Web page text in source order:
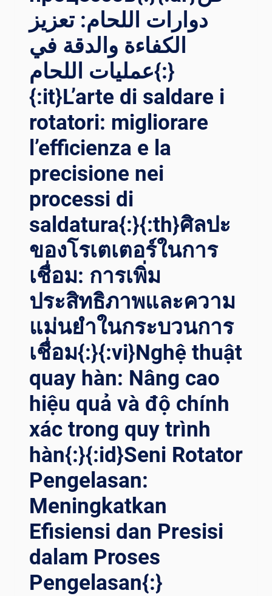
DUSTRIELS{:}{:
RU}МА
КСИМИЗАЦИЯ ЭФ
ФЕКТИВНОСТИ СВ
АРКИ: РО
ЛЬ СВ
АРОЧНЫХ ВР
АЩАТЕЛЕЙ В
ОП
ТИМИЗАЦИИ ПР
ОМЫШЛЕННЫХ ПР
AR}تع
فاءة ا
للحام: د
ور د
وارات ا
للحام ف
ي ت
بسيط ا
لعمليات ا
لصناعية{:}{:
IT}MASSIMIZZARE L’
EFFICIENZA DE
LLA SA
LDATURA: IL
RU
OLO DE
I RO
TATORI DI
LDATURA NE
LLA SE
MPLIFICAZIONE DE
OCESSI IN
DUSTRIALI{:}{:
TH}กา
รเพ
ะสิทธิภาพกา
دوارات اللحام: تعزيز
الكفاءة والدقة في
عمليات اللحام{:}
{:it}L’arte di saldare i
rotatori: migliorare
l’efficienza e la
precisione nei
processi di
saldatura{:}{:th}ศิลปะ
ของโรเตเตอร์ในการ
เชื่อม: การเพิ่ม
ประสิทธิภาพและความ
แม่นยำในกระบวนการ
เชื่อม{:}{:vi}Nghệ thuật
quay hàn: Nâng cao
hiệu quả và độ chính
xác trong quy trình
hàn{:}{:id}Seni Rotator
Pengelasan:
Meningkatkan
Efisiensi dan Presisi
dalam Proses
Pengelasan{:}